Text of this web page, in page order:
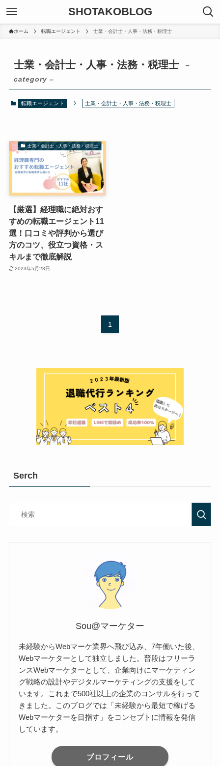
SHOTAKOBLOG
ホーム 転職エージェント 士業・会計士・人事・法務・税理士
士業・会計士・人事・法務・税理士
–
category –
転職エージェント 士業・会計士・人事・法務・税理士
士業・会計士・人事・法務・税理士
【厳選】経理職に絶対おす
すめの転職エージェント11
選！口コミや評判から選び
方のコツ、役立つ資格・ス
キルまで徹底解説
2023年5月28日
1
Serch
Sou@マーケター
未経験からWebマーケ業界へ飛び込み、7年働いた後、
Webマーケターとして独立しました。普段はフリーラ
ンスWebマーケターとして、企業向けにマーケティン
グ戦略の設計やデジタルマーケティングの支援をして
います。これまで500社以上の企業のコンサルを行って
きました。このブログでは「未経験から最短で稼げる
Webマーケターを目指す」をコンセプトに情報を発信
しています。
プロフィール